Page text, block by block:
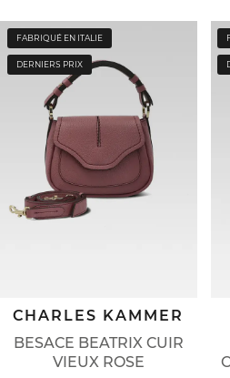
FABRIQUÉ EN ITALIE
DERNIERS PRIX
BESACE BEATRIX CUIR
VIEUX ROSE
CHARLES KAMMER